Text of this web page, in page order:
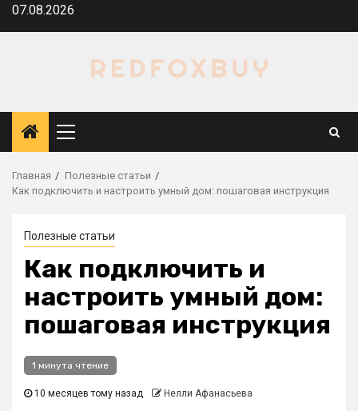
Перейти
07.08.2026
Основное
меню
Главная
Полезные статьи
Как подключить и настроить умный дом: пошаговая инструкция
Полезные статьи
Как подключить и
настроить умный дом:
пошаговая инструкция
1 минута чтение
10 месяцев тому назад Нелли Афанасьева